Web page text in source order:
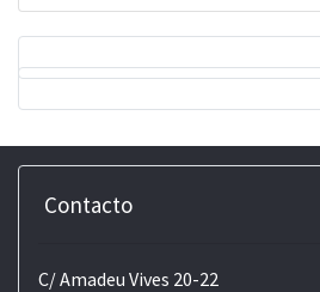
Contacto
C/ Amadeu Vives 20-22